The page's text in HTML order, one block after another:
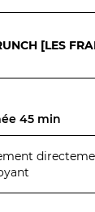
[LES
45 min